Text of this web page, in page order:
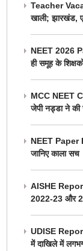
Teacher
खाली; झारखंड,
NEET 2026
ही समूह के
MCC NEET
जेपी नड्डा ने की
NEET Paper
जानिए काला सच
AISHE
2022-23 और
UDISE
में दाखिले में